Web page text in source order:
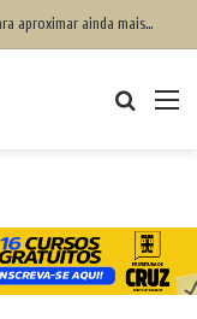
Prefeitura de Cruz lança aplicativo Fala Cruz para aproximar ainda mais a populaçãoda gestão municipal